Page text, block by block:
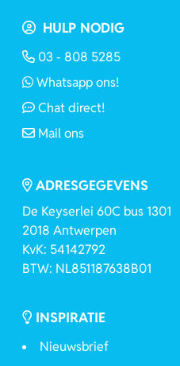
HULP NODIG
03 - 808 5285
Whatsapp ons!
Chat direct!
Mail ons
ADRESGEGEVENS
De Keyserlei 60C bus 1301
2018 Antwerpen
KvK: 54142792
BTW: NL851187638B01
INSPIRATIE
Nieuwsbrief